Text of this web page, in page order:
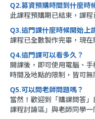
Q2.募資預購時間到什麼時
此課程預購期已結束，課程
Q3.這門課什麼時候開始上
課程已全數製作完畢，現在
Q4.這門課可以看多久？
開課後，即可使用電腦、
時間及地點的限制，皆可
Q5.可以問老師問題嗎？
當然！歡迎到「購課問答
課程討論區」與老師同學一